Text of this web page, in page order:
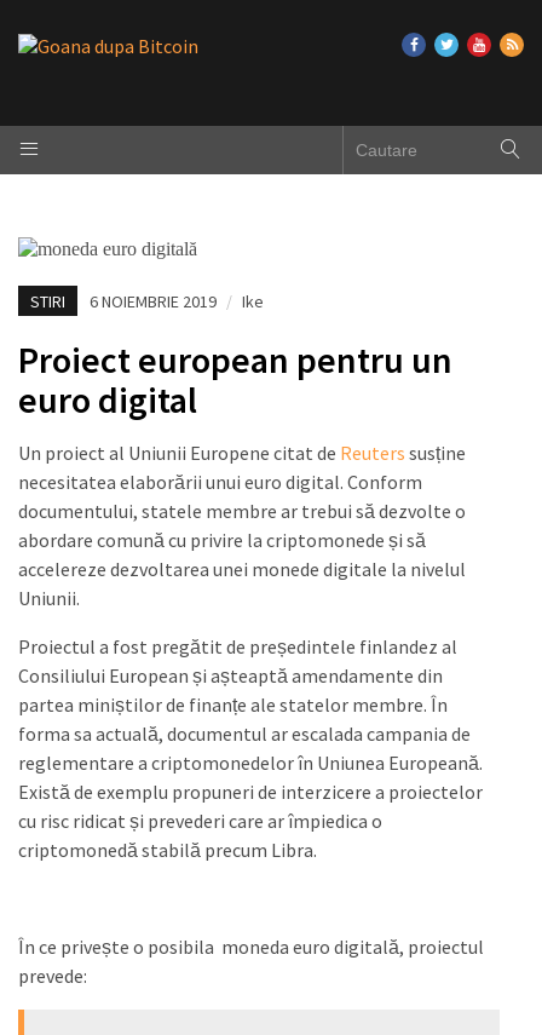
STIRI 6 NOIEMBRIE 2019 / Ike
Proiect european pentru un
euro digital
Un proiect al Uniunii Europene citat de Reuters susține
necesitatea elaborării unui euro digital. Conform
documentului, statele membre ar trebui să dezvolte o
abordare comună cu privire la criptomonede și să
accelereze dezvoltarea unei monede digitale la nivelul
Uniunii.
Proiectul a fost pregătit de președintele finlandez al
Consiliului European și așteaptă amendamente din
partea miniștilor de finanțe ale statelor membre. În
forma sa actuală, documentul ar escalada campania de
reglementare a criptomonedelor în Uniunea Europeană.
Există de exemplu propuneri de interzicere a proiectelor
cu risc ridicat și prevederi care ar împiedica o
criptomonedă stabilă precum Libra.
În ce privește o posibila moneda euro digitală, proiectul
prevede: